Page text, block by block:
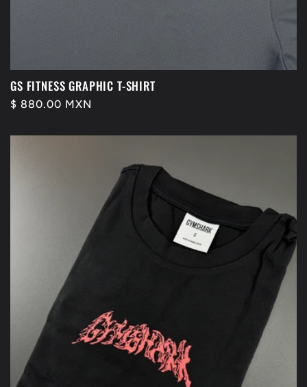
GS FITNESS GRAPHIC T-SHIRT
Precio
$ 880.00 MXN